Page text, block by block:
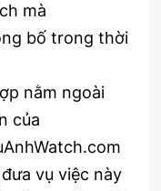
mà
bố trong thời
nằm ngoài
của
vụ việc này